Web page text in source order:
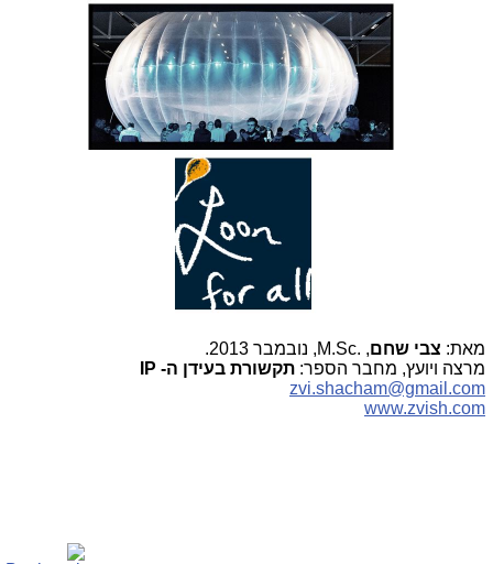
מאת: צבי שחם,
,M.Sc. נובמבר 2013.
מרצה ויועץ, מחבר הספר: תקשורת בעידן ה- IP
zvi.shacham@gmail.com
www.zvish.com